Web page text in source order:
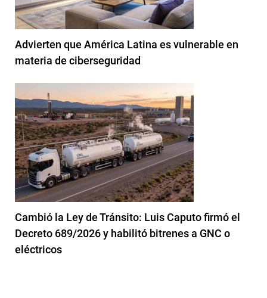
Advierten que América Latina es vulnerable en
materia de ciberseguridad
Cambió la Ley de Tránsito: Luis Caputo firmó el
Decreto 689/2026 y habilitó bitrenes a GNC o
eléctricos